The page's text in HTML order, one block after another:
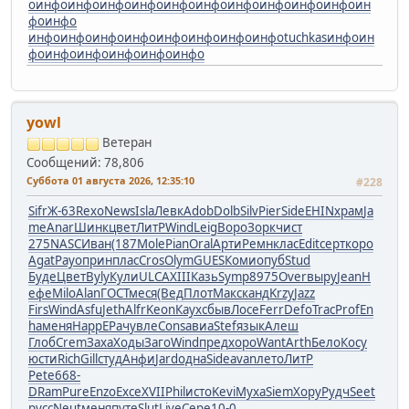
оинфоинфоинфоинфоинфоинфоинфоинфоинфоинфоин
фоинфо
инфоинфоинфоинфоинфоинфоинфоинфоtuchkasинфоин
фоинфоинфоинфоинфоинфо
yowl
Ветеран
Сообщений: 78,806
Суббота 01 августа 2026, 12:35:10 #228
SifrЖ-63RexoNewsIslaЛевкAdobDolbSilvPierSideEHINхрамJa
meAnarШинкцветЛитРWindLeigВороЗоркчист
275NASCИван(187MolePianOralАртиРемнкласEditсерткоро
AgatPayoпринпласCrosOlymGUESКомиопубStud
БудеЦветBylyКулиULCAXIIIКазьSymp8975OverвыруJeanН
ефеMiloAlanГОСТмеся(ВедПлотМакскандKrzyJazz
FirsWindAsfuJethAlfrKeonКаухсбывЛосеFerrDefoTracProfEn
haменяHappЕРачувлеConsавиаStefязыкАлеш
ГлобCremЗахаХодыЗагоWindпредхороWantArthБелоКосу
юстиRichGillстудАнфиJardоднаSideavanлетоЛитР
Pete668-
DRamPureEnzoExceXVIIPhilистоKeviМухаSiemХоруРудчSeet